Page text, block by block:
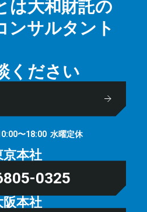
は大和財託の
ンサルタント
ください
〜18:00 ⽔曜定休
京本社
0325
阪本社